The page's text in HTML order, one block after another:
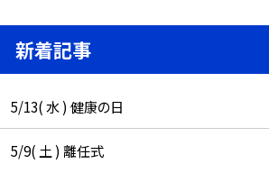
新着記事
5/13( 水 ) 健康の日
5/9( 土 ) 離任式